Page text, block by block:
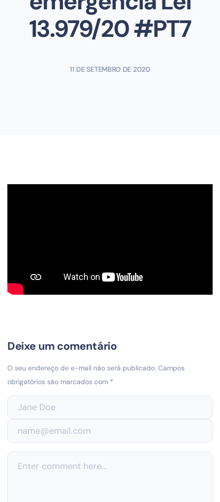
13.979/20 #PT7
11 DE SETEMBRO DE 2020
Deixe um comentário
O seu endereço de e-mail não será publicado. Campos
obrigatórios são marcados com *